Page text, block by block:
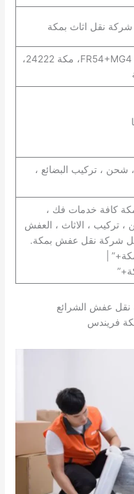
نقل اثاث بمكة
الشهداء، FR54+MG4 – 8208، 4529، مكة 24222،
شحن ، تركيب البضائع ،
كافة خدمات فك ،
تركيب ، الاثاث ، العفش
شركة نقل عفش بمكة.
|
عفش الشرائع